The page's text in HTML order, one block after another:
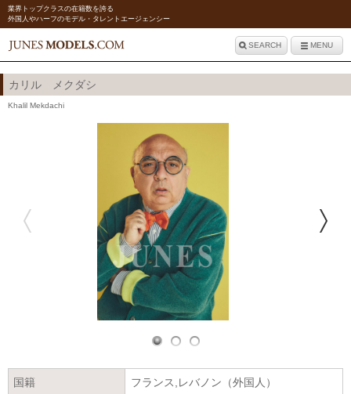
業界トップクラスの在籍数を誇る
外国人やハーフのモデル・タレントエージェンシー
SEARCH MENU
カリル メクダシ
Khalil Mekdachi
国籍 フランス,レバノン（外国人）